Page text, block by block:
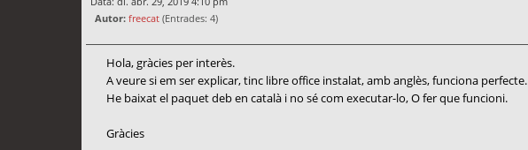
Autor: freecat (Entrades: 4)
Hola, gràcies per interès.
A veure si em ser explicar, tinc libre office instalat, amb anglès, funciona perfecte.
He baixat el paquet deb en català i no sé com executar-lo, O fer que funcioni.
Gràcies